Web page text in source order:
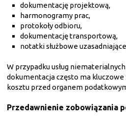
dokumentację projektową,
harmonogramy prac,
protokoły odbioru,
dokumentację transportową,
notatki służbowe
W przypadku usług
dokumentacja często ma
kosztu przed organem
Przedawnienie zobowiązania